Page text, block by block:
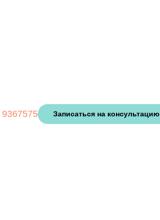
Записаться на консультацию